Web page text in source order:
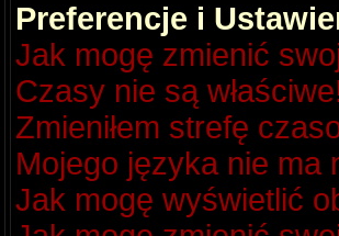
Preferencje i
Jak mogę zmienić
Czasy nie są
Zmieniłem strefę
Mojego języka nie ma
Jak mogę wyświetlić